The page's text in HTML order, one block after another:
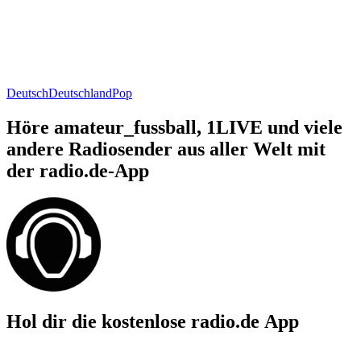
DeutschDeutschlandPop
Höre amateur_fussball, 1LIVE und viele
andere Radiosender aus aller Welt mit
der radio.de-App
Hol dir die kostenlose radio.de App